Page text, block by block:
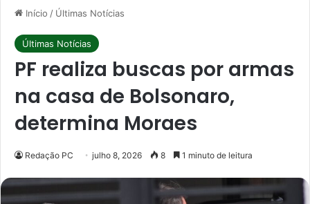
Início / Últimas Notícias
Últimas Notícias
PF realiza buscas por armas
na casa de Bolsonaro,
determina Moraes
Redação PC julho 8, 2026 8 1 minuto de leitura